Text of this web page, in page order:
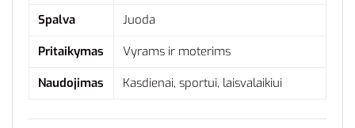
Spalva
Juoda
Pritaikymas
Vyrams ir moterims
Naudojimas
Kasdienai, sportui, laisvalaikiui